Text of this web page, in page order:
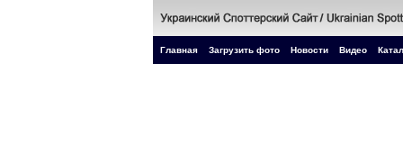
Главная Загрузить фото Новости Видео